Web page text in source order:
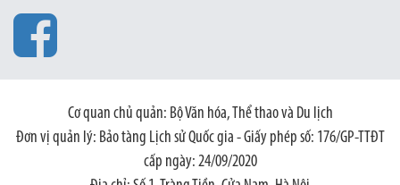
Cơ quan chủ quản: Bộ Văn hóa, Thể thao và Du lịch
Đơn vị quản lý: Bảo tàng Lịch sử Quốc gia - Giấy phép số: 176/GP-TTĐT
cấp ngày: 24/09/2020